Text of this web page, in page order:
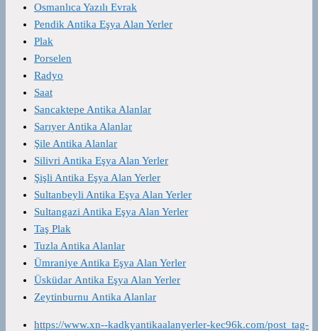
Osmanlıca Yazılı Evrak
Pendik Antika Eşya Alan Yerler
Plak
Porselen
Radyo
Saat
Sancaktepe Antika Alanlar
Sarıyer Antika Alanlar
Şile Antika Alanlar
Silivri Antika Eşya Alan Yerler
Şişli Antika Eşya Alan Yerler
Sultanbeyli Antika Eşya Alan Yerler
Sultangazi Antika Eşya Alan Yerler
Taş Plak
Tuzla Antika Alanlar
Ümraniye Antika Eşya Alan Yerler
Üsküdar Antika Eşya Alan Yerler
Zeytinburnu Antika Alanlar
https://www.xn--kadkyantikaalanyerler-kec96k.com/post_tag-